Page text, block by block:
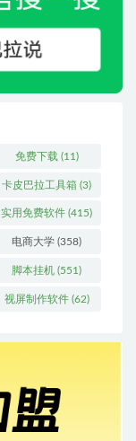
免费下载 (11)
卡皮巴拉工具箱 (3)
实用免费软件 (415)
电商大学 (358)
脚本挂机 (551)
视屏制作软件(62)